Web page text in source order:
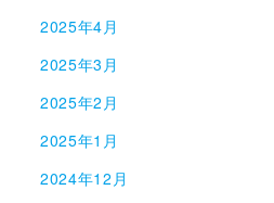
2025年4月
2025年3月
2025年2月
2025年1月
2024年12月